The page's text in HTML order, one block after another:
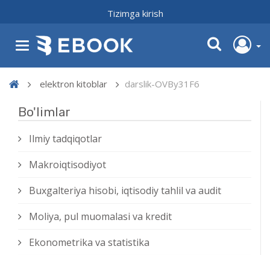
Tizimga kirish
elektron kitoblar darslik-OVBy31F6
Bo'limlar
Ilmiy tadqiqotlar
Makroiqtisodiyot
Buxgalteriya hisobi, iqtisodiy tahlil va audit
Moliya, pul muomalasi va kredit
Ekonometrika va statistika